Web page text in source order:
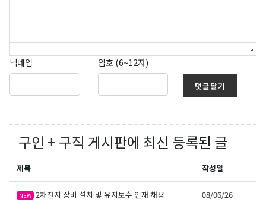
닉네임 암호 (6~12자)
댓글달기
구인 + 구직 게시판에 최신 등록된 글
제목 작성일
NEW 2차전지 장비 설치 및 유지보수 인재 채용 08/06/26